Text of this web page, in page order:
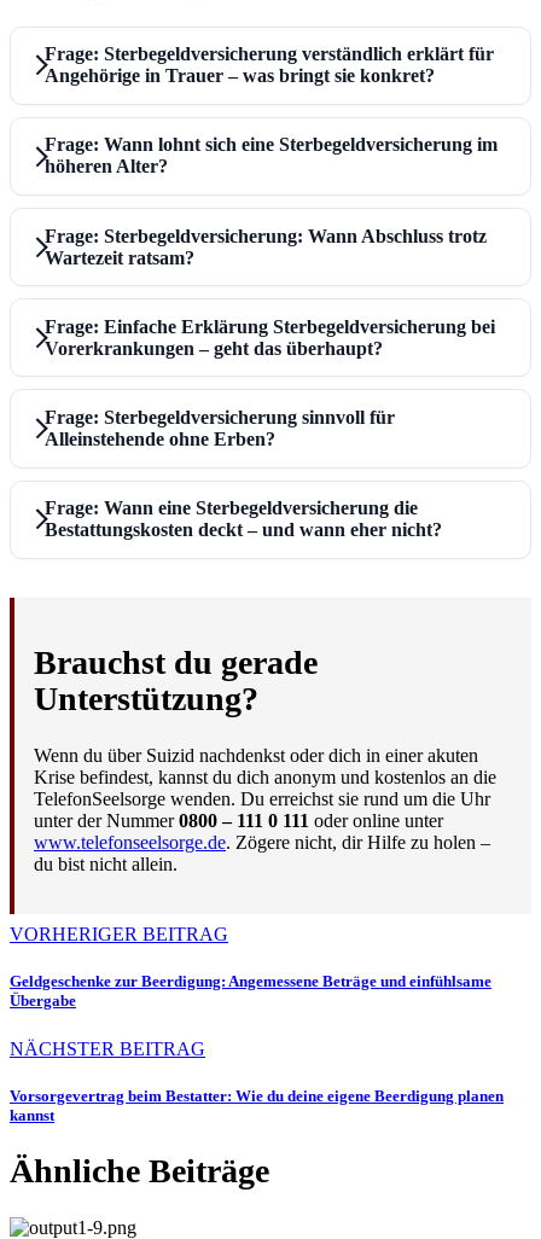
Frage: Sterbegeldversicherung verständlich erklärt für
Angehörige in Trauer – was bringt sie konkret?
Frage: Wann lohnt sich eine Sterbegeldversicherung im
höheren Alter?
Frage: Sterbegeldversicherung: Wann Abschluss trotz
Wartezeit ratsam?
Frage: Einfache Erklärung Sterbegeldversicherung bei
Vorerkrankungen – geht das überhaupt?
Frage: Sterbegeldversicherung sinnvoll für
Alleinstehende ohne Erben?
Frage: Wann eine Sterbegeldversicherung die
Bestattungskosten deckt – und wann eher nicht?
Brauchst du gerade
Unterstützung?
Wenn du über Suizid nachdenkst oder dich in einer akuten
Krise befindest, kannst du dich anonym und kostenlos an die
TelefonSeelsorge wenden. Du erreichst sie rund um die Uhr
unter der Nummer0800 – 111 0 111 oder online unter
www.telefonseelsorge.de. Zögere nicht, dir Hilfe zu holen –
du bist nicht allein.
VORHERIGER BEITRAG
Geldgeschenke zur Beerdigung: Angemessene Beträge und einfühlsame
Übergabe
NÄCHSTER BEITRAG
Vorsorgevertrag beim Bestatter: Wie du deine eigene Beerdigung planen
kannst
Ähnliche Beiträge